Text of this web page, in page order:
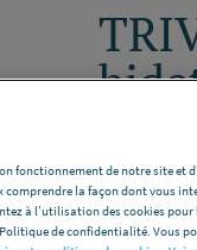
Avec
170 mm -
Voir la
fonctionnement de notre site et
la façon dont vous
à l’utilisation des cookies pour
de confidentialité. Vous